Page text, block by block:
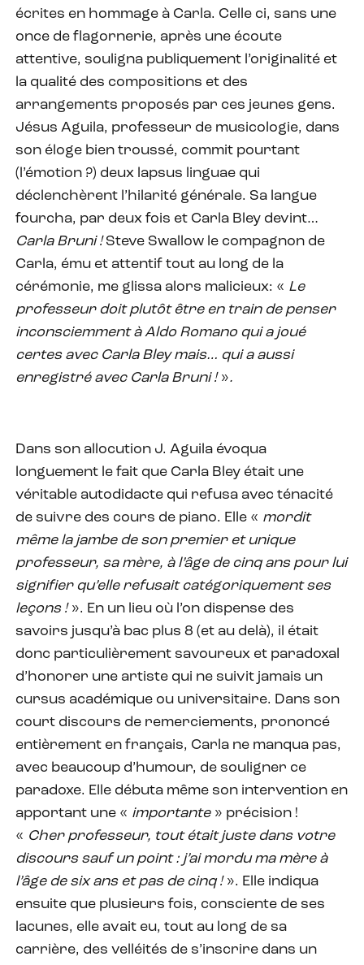
écrites en hommage à Carla. Celle ci, sans une
once de flagornerie, après une écoute
attentive, souligna publiquement l’originalité et
la qualité des compositions et des
arrangements proposés par ces jeunes gens.
Jésus Aguila, professeur de musicologie, dans
son éloge bien troussé, commit pourtant
(l’émotion ?) deux lapsus linguae qui
déclenchèrent l’hilarité générale. Sa langue
fourcha, par deux fois et Carla Bley devint…
Carla Bruni !Steve Swallow le compagnon de
Carla, ému et attentif tout au long de la
cérémonie, me glissa alors malicieux: « Le
professeur doit plutôt être en train de penser
inconsciemment à Aldo Romano qui a joué
certes avec Carla Bley mais… qui a aussi
enregistré avec Carla Bruni ! ».
Dans son allocution J. Aguila évoqua
longuement le fait que Carla Bley était une
véritable autodidacte qui refusa avec ténacité
de suivre des cours de piano. Elle « mordit
même la jambe de son premier et unique
professeur, sa mère, à l’âge de cinq ans pour lui
signifier qu’elle refusait catégoriquement ses
leçons ! ». En un lieu où l’on dispense des
savoirs jusqu’à bac plus 8 (et au delà), il était
donc particulièrement savoureux et paradoxal
d’honorer une artiste qui ne suivit jamais un
cursus académique ou universitaire. Dans son
court discours de remerciements, prononcé
entièrement en français, Carla ne manqua pas,
avec beaucoup d’humour, de souligner ce
paradoxe. Elle débuta même son intervention en
apportant une « importante» précision !
« Cher professeur, tout était juste dans votre
discours sauf un point : j’ai mordu ma mère à
l’âge de six ans et pas de cinq ! ». Elle indiqua
ensuite que plusieurs fois, consciente de ses
lacunes, elle avait eu, tout au long de sa
carrière, des velléités de s’inscrire dans un